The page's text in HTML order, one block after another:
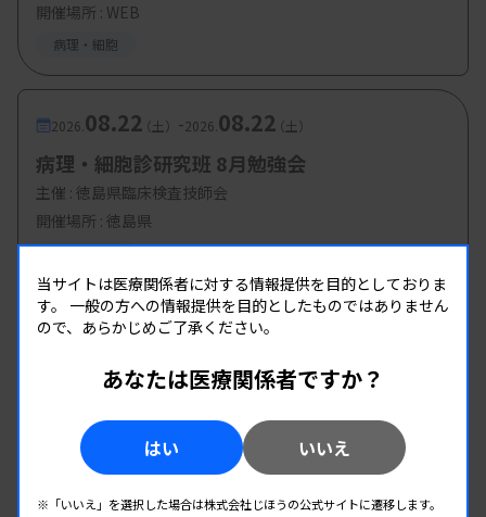
開催場所 : WEB
病理・細胞
2026. 08.22（土） -2026. 08.22（土）
病理・細胞診研究班 8月勉強会
主催 : 徳島県臨床検査技師会
開催場所 : 徳島県
病理・細胞
当サイトは医療関係者に対する情報提供を目的としておりま
す。 一般の方への情報提供を目的としたものではありません
ので、あらかじめご了承ください。
あなたは医療関係者ですか？
はい いいえ
※「いいえ」を選択した場合は株式会社じほうの公式サイトに遷移します。